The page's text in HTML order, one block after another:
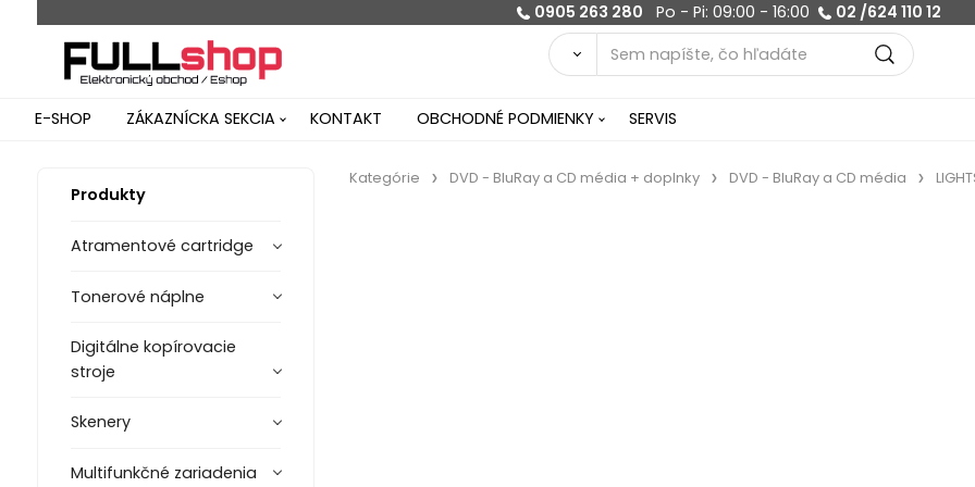
0905 263 280 Po - Pi: 09:00 - 16:00 02 /624 110 12
E-SHOP ZÁKAZNÍCKA SEKCIA KONTAKT OBCHODNÉ PODMIENKY SERVIS
Produkty
Atramentové cartridge
Tonerové náplne
Digitálne kopírovacie
stroje
Skenery
Multifunkčné zariadenia
Kategórie DVD - BluRay a CD média + doplnky DVD - BluRay a CD média